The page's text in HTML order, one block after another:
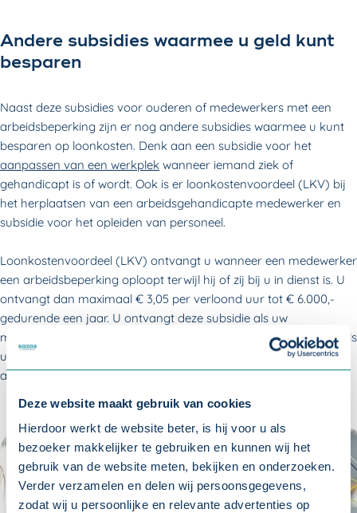
Deze website maakt gebruik van cookies
Hierdoor werkt de website beter, is hij voor u als
bezoeker makkelijker te gebruiken en kunnen wij het
gebruik van de website meten, bekijken en onderzoeken.
Verder verzamelen en delen wij persoonsgegevens,
zodat wij u persoonlijke en relevante advertenties op
Andere subsidies waarmee u geld kunt
besparen
Naast deze subsidies voor ouderen of medewerkers met een
arbeidsbeperking zijn er nog andere subsidies waarmee u kunt
besparen op loonkosten. Denk aan een subsidie voor het
aanpassen van een werkplek wanneer iemand ziek of
gehandicapt is of wordt. Ook is er loonkostenvoordeel (LKV) bij
het herplaatsen van een arbeidsgehandicapte medewerker en
subsidie voor het opleiden van personeel.
Loonkostenvoordeel (LKV) ontvangt u wanneer een medewerker
een arbeidsbeperking oploopt terwijl hij of zij bij u in dienst is. U
ontvangt dan maximaal € 3,05 per verloond uur tot € 6.000,-
gedurende een jaar. U ontvangt deze subsidie als uw
medewerker het werk weer deels of volledig kan oppakken. Of als
u uw medewerker een andere functie binnen het bedrijf kan
aanbieden.